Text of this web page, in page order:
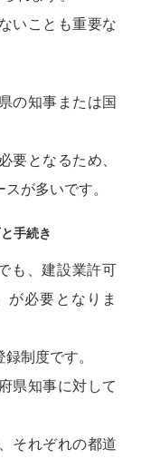
いことも重要な
の知事または国
要となるため、
が多いです。
手続き
も、建設業許可
が必要となりま
制度です。
県知事に対して
それぞれの都道